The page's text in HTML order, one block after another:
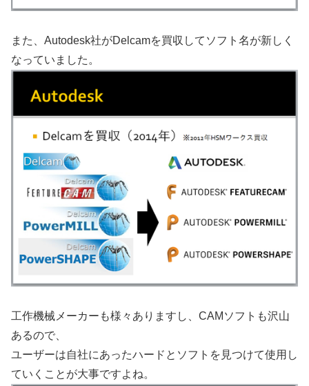
また、Autodesk社がDelcamを買収してソフト名が新しく
なっていました。
工作機械メーカーも様々ありますし、CAMソフトも沢山
あるので、
ユーザーは自社にあったハードとソフトを見つけて使用し
ていくことが大事ですよね。